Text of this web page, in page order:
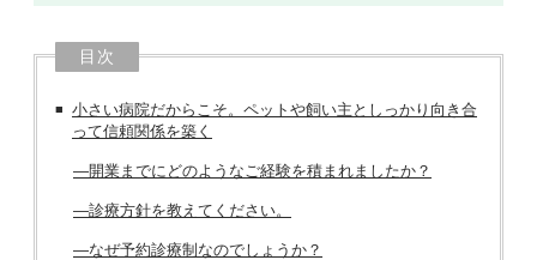
目次
小さい病院だからこそ。ペットや飼い主としっかり向き合
って信頼関係を築く
―開業までにどのようなご経験を積まれましたか？
―診療方針を教えてください。
―なぜ予約診療制なのでしょうか？